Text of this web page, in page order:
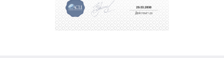
репутацию. Мы постоянно совершенствуемся и